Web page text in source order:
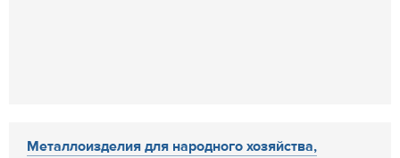
Металлоизделия для народного хозяйства,